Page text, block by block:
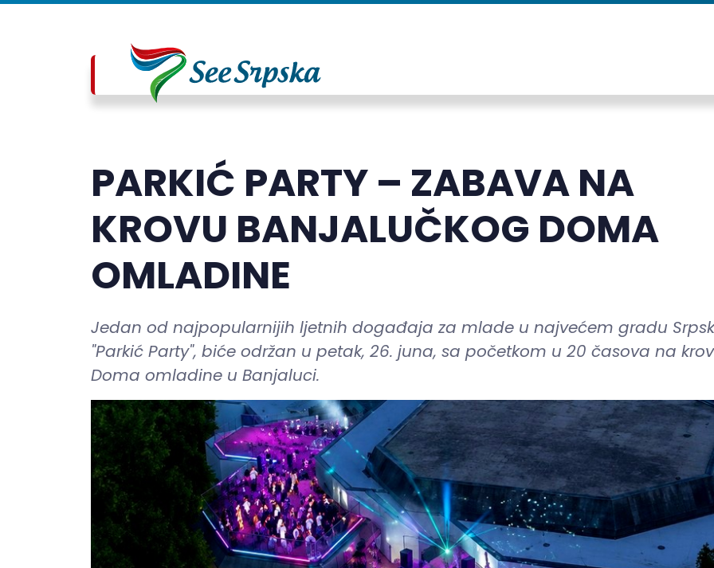
PARKIĆ PARTY – ZABAVA NA
KROVU BANJALUČKOG DOMA
OMLADINE
Jedan od najpopularnijih ljetnih događaja za mlade u najvećem gradu
"Parkić Party", biće održan u petak, 26. juna, sa početkom u 20 časova na
Doma omladine u Banjaluci.